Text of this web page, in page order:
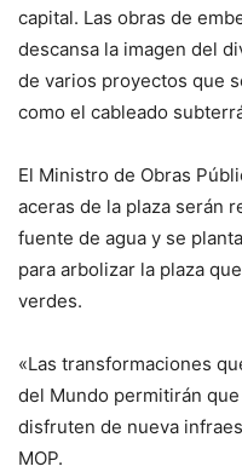
capital. Las obras de
descansa la imagen del
de varios proyectos que
como el cableado
El Ministro de Obras
aceras de la plaza serán
fuente de agua y se
para arbolizar la plaza
verdes.
«Las transformaciones
del Mundo permitirán
disfruten de nueva
MOP.